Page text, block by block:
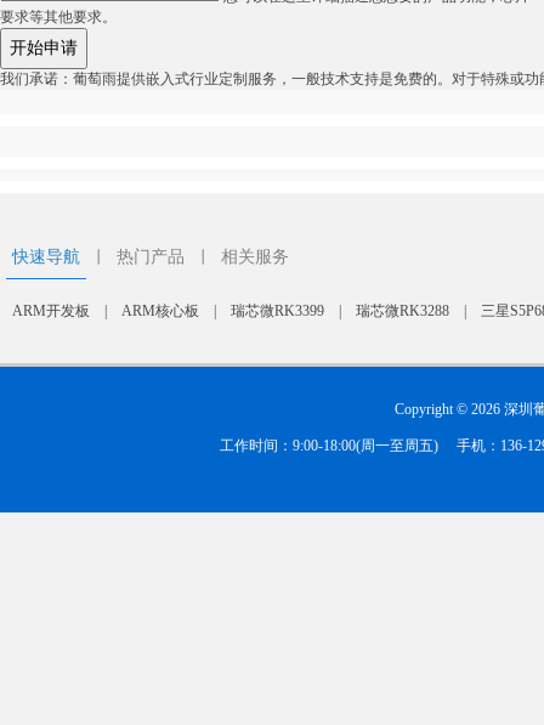
要求等其他要求。
我们承诺：葡萄雨提供嵌入式行业定制服务，一般技术支持是免费的。对于特殊或
快速导航 热门产品 相关服务
ARM开发板 ARM核心板 瑞芯微RK3399 瑞芯微RK3288 三星
Copyright © 2026 深圳
工作时间：9:00-18:00(周一至周五) 手机：136-